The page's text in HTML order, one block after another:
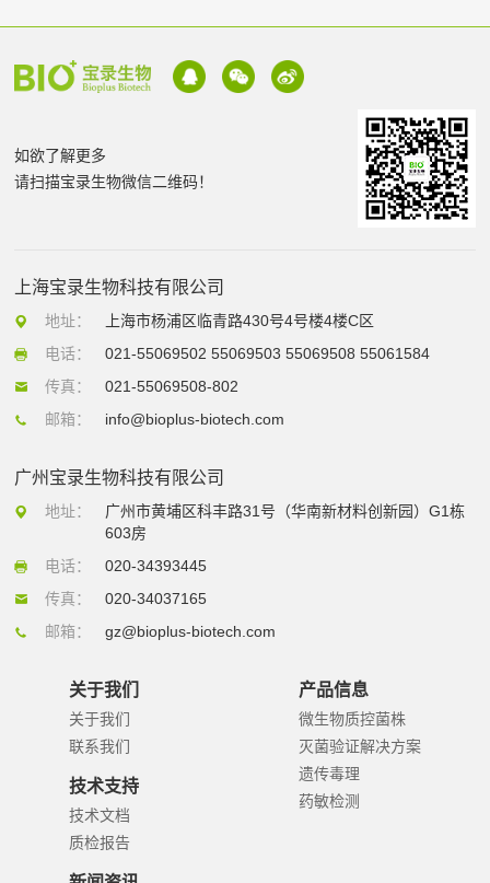
如欲了解更多
请扫描宝录生物微信二维码！
上海宝录生物科技有限公司
地址：
上海市杨浦区临青路430号4号楼4楼C区
电话：
021-55069502 55069503 55069508 55061584
传真：
021-55069508-802
邮箱：
info@bioplus-biotech.com
广州宝录生物科技有限公司
地址：
广州市黄埔区科丰路31号（华南新材料创新园）G1栋
603房
电话：
020-34393445
传真：
020-34037165
邮箱：
gz@bioplus-biotech.com
关于我们
关于我们
联系我们
技术支持
技术文档
质检报告
产品信息
微生物质控菌株
灭菌验证解决方案
遗传毒理
药敏检测